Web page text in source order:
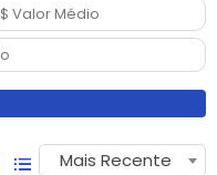
Mais Recente